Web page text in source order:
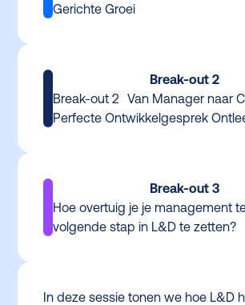
Gerichte Groei
Break-out 2
Break-out 2 Van Manager naar
Perfecte Ontwikkelgesprek
Break-out 3
Hoe overtuig je je management
volgende stap in L&D te zetten?
In deze sessie tonen we hoe L&D